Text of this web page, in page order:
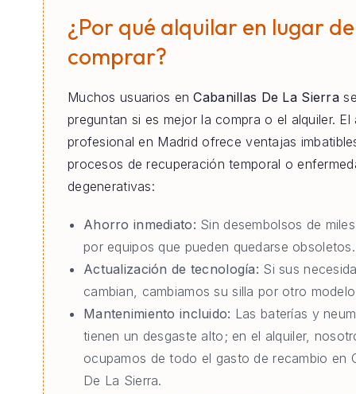
¿Por qué alquilar en lugar de
comprar?
Muchos usuarios enCabanillas De La Sierra
preguntan si es mejor la compra o el alquiler. El
profesional en Madrid ofrece ventajas
procesos de recuperación temporal o
degenerativas:
Ahorro inmediato: Sin desembolsos de
por equipos que pueden quedarse obsoletos.
Actualización de tecnología: Si sus
cambian, cambiamos su silla por otro
Mantenimiento incluido: Las baterías y
tienen un desgaste alto; en el alquiler,
ocupamos de todo el gasto de recambio en
De La Sierra.